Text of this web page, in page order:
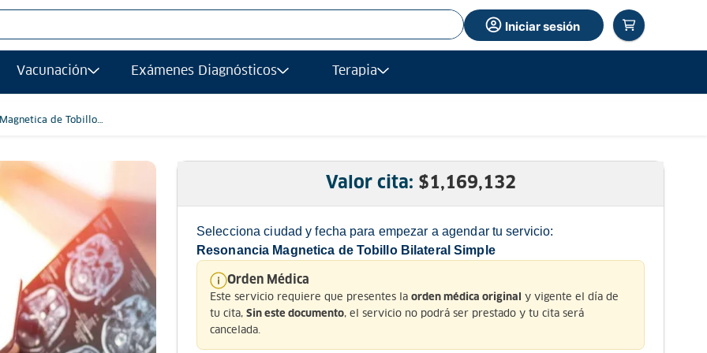
Iniciar sesión
Vacunación Exámenes Diagnósticos Terapia
de Tobillo
Valor cita: $1,169,132
Selecciona ciudad y fecha para empezar a agendar tu servicio:
Resonancia Magnetica de Tobillo Bilateral Simple
Orden Médica
Este servicio requiere que presentes la orden médica original
y vigente el día de
tu cita, Sin este documento, el servicio no podrá ser prestado y tu cita será
cancelada.
magnetica
transvaginal